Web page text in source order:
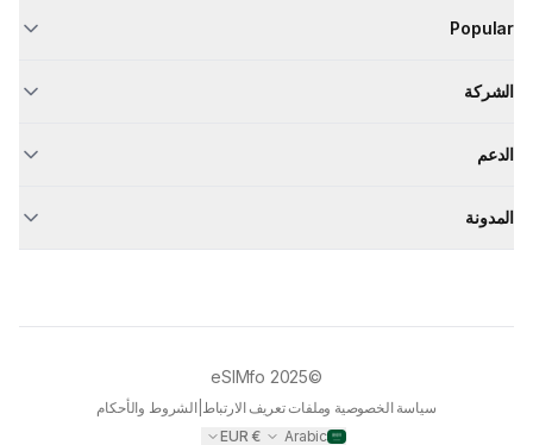
Popular
الشركة
الدعم
المدونة
©2025
eSIMfo
سياسة الخصوصية وملفات تعريف الارتباط |الشروط والأحكام
Arabic
€
EUR